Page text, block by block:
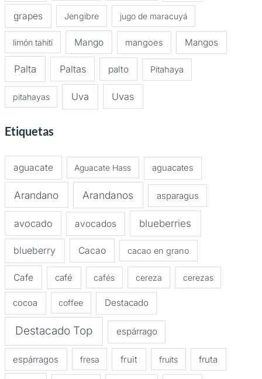
grapes Jengibre jugo de maracuyá
limón tahití Mango mangoes Mangos
Palta Paltas palto Pitahaya
pitahayas Uva Uvas
Etiquetas
aguacate Aguacate Hass aguacates
Arandano Arandanos asparagus
avocado avocados blueberries
blueberry Cacao cacao en grano
Cafe café cafés cereza cerezas
cocoa coffee Destacado
Destacado Top espárrago
espárragos fresa fruit fruits fruta